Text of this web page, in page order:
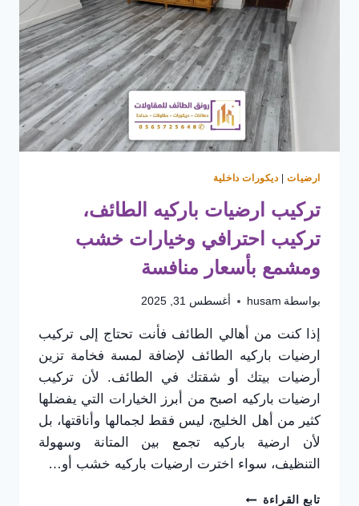
المنازل
بالطائف
ارضيات| ديكورات داخلية
تركيب ارضيات باركيه الطائف،
تركيب احترافي وخيارات خشب
ومشمع بأسعار منافسة
بواسطة husam أغسطس 31, 2025
إذا كنت من أهالي الطائف فأنت تحتاج إلى تركيب
ارضيات باركيه الطائف لإضافة لمسة فخامة تزين
أرضيات بيتك أو شقتك في الطائف. لأن تركيب
ارضيات باركيه اصبح من أبرز الخيارات التي يفضلها
كثير من أهل الخليج، ليس فقط لجمالها وأناقتها، بل
لأن ارضية باركيه تجمع بين المتانة وسهولة
التنظيف، سواء اخترت ارضيات باركيه خشب أو…
تابع القراءة تركيب